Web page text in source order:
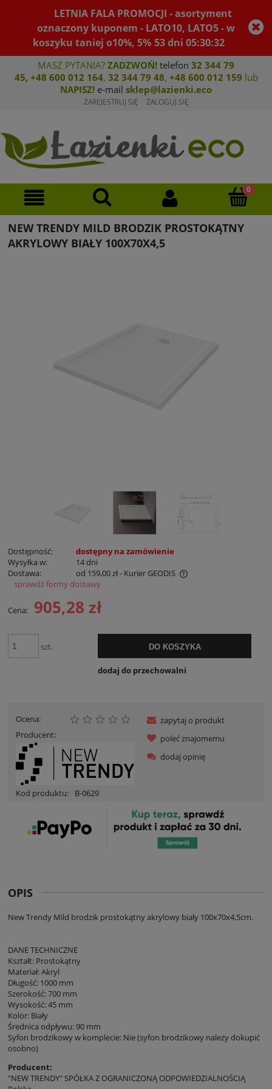
LETNIA FALA PROMOCJI - asortyment
oznaczony kuponem - LATO10, LATO5 - w
koszyku taniej o10%, 5% 53dni05:30:32
MASZ PYTANIA? ZADZWOŃ! telefon 32 344 79
45, +48 600 012 164, 32 344 79 48, +48 600 012 159 lub
NAPISZ! e-mail sklep@lazienki.eco
ZAREJESTRUJ SIĘ ZALOGUJ SIĘ
NEW TRENDY MILD BRODZIK PROSTOKĄTNY
AKRYLOWY BIAŁY 100X70X4,5
Dostępność:
dostępny na zamówienie
Wysyłka w:
14 dni
Dostawa:
od 159,00 zł- Kurier GEODIS
Cena nie zawiera ewentualnych kosztów płatności
sprawdź formy dostawy
Cena: 905,28 zł
szt. DO KOSZYKA
dodaj do przechowalni
Ocena:
Producent:
Kod produktu: B-0629
zapytaj o produkt
poleć znajomemu
dodaj opinię
OPIS
New Trendy Mild brodzik prostokątny akrylowy biały 100x70x4,5cm.
DANE TECHNICZNE
Kształt: Prostokątny
Materiał: Akryl
Długość: 1000 mm
Szerokość: 700 mm
Wysokość: 45 mm
Kolor: Biały
Średnica odpływu: 90 mm
Syfon brodzikowy w komplecie: Nie (syfon brodzikowy należy dokupić
osobno)
Producent:
"NEW TRENDY" SPÓŁKA Z OGRANICZONĄ ODPOWIEDZIALNOŚCIĄ